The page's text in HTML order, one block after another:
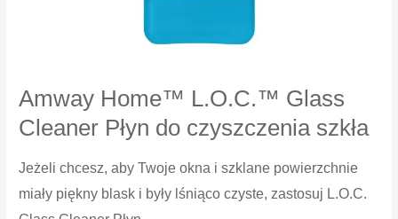
Amway Home™ L.O.C.™ Glass
Cleaner Płyn do czyszczenia szkła
Jeżeli chcesz, aby Twoje okna i szklane powierzchnie
miały piękny blask i były lśniąco czyste, zastosuj L.O.C.